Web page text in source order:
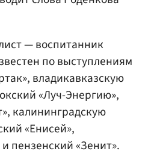
— воспитанник
по выступлениям
владикавказскую
«Луч-Энергию»,
калининградскую
«Енисей»,
пензенский «Зенит».